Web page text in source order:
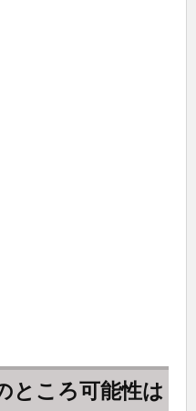
ところ可能性は